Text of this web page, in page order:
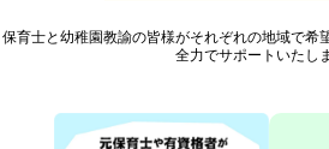
保育士と幼稚園教諭の皆様がそれぞれの地域で希
全力でサポートいたし